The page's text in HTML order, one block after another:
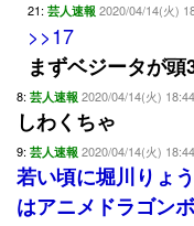
21: 芸人速報 2020/04/14(火)
>>17
まずベジータが
8: 芸人速報 2020/04/14(火)
しわくちゃ
9: 芸人速報 2020/04/14(火)
若い頃に堀川りょ
はアニメドラゴン